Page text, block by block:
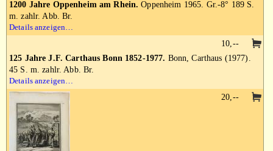
1200 Jahre Oppenheim am Rhein. Oppenheim 1965. Gr.-8° 189 S.
m. zahlr. Abb. Br.
Details anzeigen…
125 Jahre J.F. Carthaus Bonn 1852-1977. Bonn, Carthaus (1977).
45 S. m. zahlr. Abb. Br.
Details anzeigen…
10,--
20,--